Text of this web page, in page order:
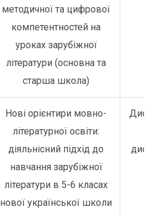
методичної та цифрової
компетентностей на
уроках зарубіжної
літератури (основна та
старша школа)
Нові орієнтири мовно-
літературної освіти:
діяльнісний підхід до
навчання зарубіжної
літератури в 5-6 класах
нової української школи